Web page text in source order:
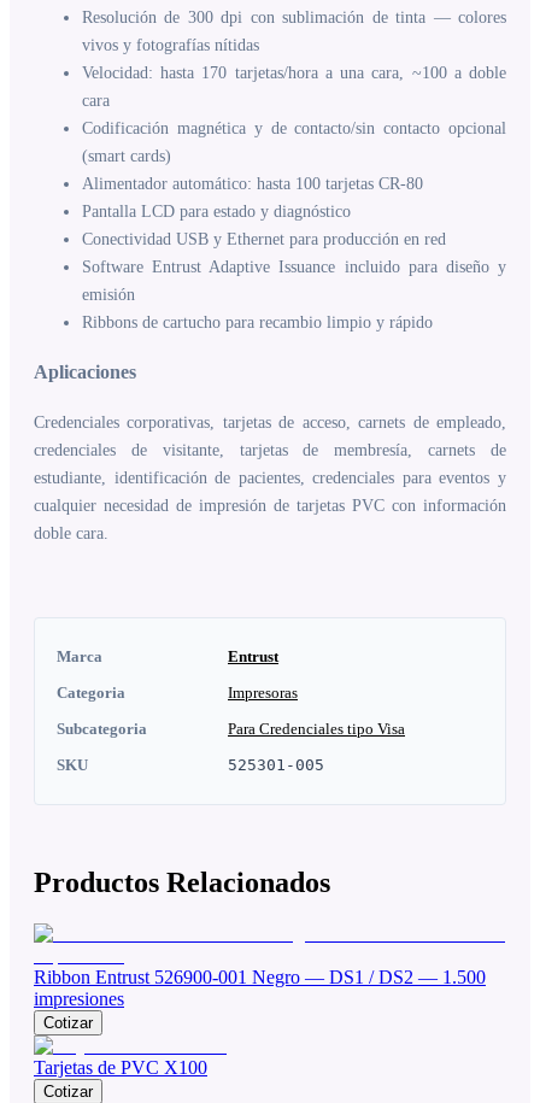
Resolución de 300 dpi con sublimación de tinta — colores
vivos y fotografías nítidas
Velocidad: hasta 170 tarjetas/hora a una cara, ~100 a doble
cara
Codificación magnética y de contacto/sin contacto opcional
(smart cards)
Alimentador automático: hasta 100 tarjetas CR-80
Pantalla LCD para estado y diagnóstico
Conectividad USB y Ethernet para producción en red
Software Entrust Adaptive Issuance incluido para diseño y
emisión
Ribbons de cartucho para recambio limpio y rápido
Aplicaciones
Credenciales corporativas, tarjetas de acceso, carnets de empleado,
credenciales de visitante, tarjetas de membresía, carnets de
estudiante, identificación de pacientes, credenciales para eventos y
cualquier necesidad de impresión de tarjetas PVC con información
doble cara.
Marca
Entrust
Categoria
Impresoras
Subcategoria
Para Credenciales tipo Visa
SKU
525301-005
Productos Relacionados
Ribbon Entrust 526900-001 Negro — DS1 / DS2 — 1.500
impresiones
Cotizar
Tarjetas de PVC X100
Cotizar